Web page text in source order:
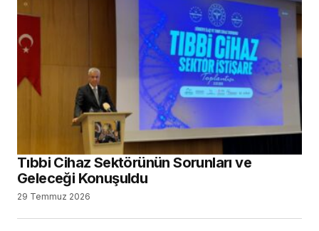
Tıbbi Cihaz Sektörünün Sorunları ve
Geleceği Konuşuldu
29 Temmuz 2026